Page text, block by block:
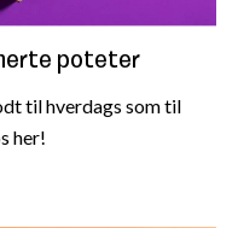
poteter
til hverdags som til
her!